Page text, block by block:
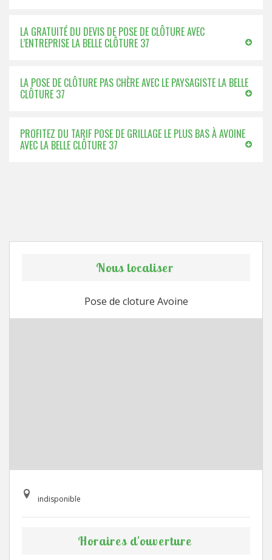
LA GRATUITÉ DU DEVIS DE POSE DE CLÔTURE AVEC
L’ENTREPRISE LA BELLE CLÔTURE 37
LA POSE DE CLÔTURE PAS CHÈRE AVEC LE PAYSAGISTE LA BELLE
CLÔTURE 37
PROFITEZ DU TARIF POSE DE GRILLAGE LE PLUS BAS À AVOINE
AVEC LA BELLE CLÔTURE 37
Nous localiser
Pose de cloture Avoine
indisponible
Horaires d'ouverture